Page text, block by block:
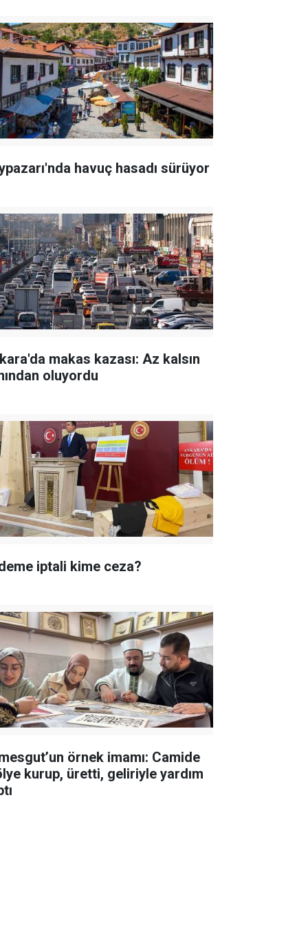
havuç hasadı sürüyor
makas kazası: Az kalsın
oluyordu
iptali kime ceza?
örnek imamı: Camide
kurup, üretti, geliriyle yardım